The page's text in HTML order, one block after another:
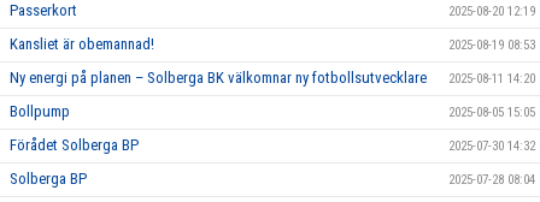
Passerkort 2025-08-20 12:19
Kansliet är obemannad! 2025-08-19 08:53
Ny energi på planen – Solberga BK välkomnar ny fotbollsutvecklare 2025-08-11 14:20
Bollpump 2025-08-05 15:05
Förådet Solberga BP 2025-07-30 14:32
Solberga BP 2025-07-28 08:04